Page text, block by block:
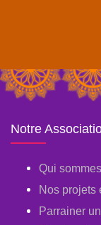
Notre
Qui
Nos projets
Parrainer